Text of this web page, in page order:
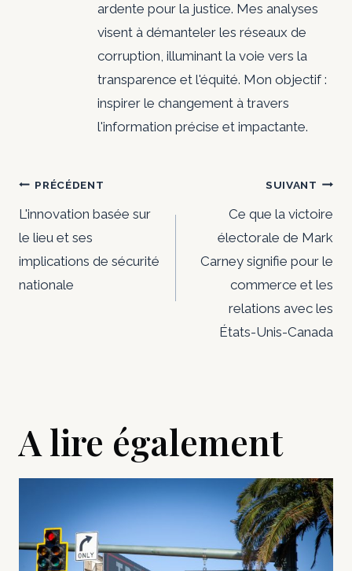
ardente pour la justice. Mes analyses
visent à démanteler les réseaux de
corruption, illuminant la voie vers la
transparence et l'équité. Mon objectif :
inspirer le changement à travers
l'information précise et impactante.
Navigation
de
l’article
PRÉCÉDENT
L'innovation basée sur
le lieu et ses
implications de sécurité
nationale
SUIVANT
Ce que la victoire
électorale de Mark
Carney signifie pour le
commerce et les
relations avec les
États-Unis-Canada
A lire également